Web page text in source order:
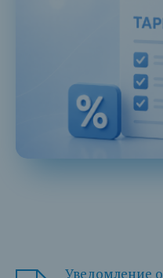
Уведомление